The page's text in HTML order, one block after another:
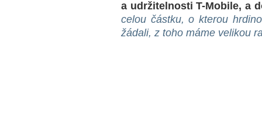
a udržitelnosti T-Mobile, a
celou částku, o kterou
žádali, z toho máme velikou